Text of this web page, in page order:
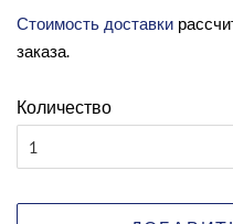
скидкой
Стоимость доставки
заказа.
Количество